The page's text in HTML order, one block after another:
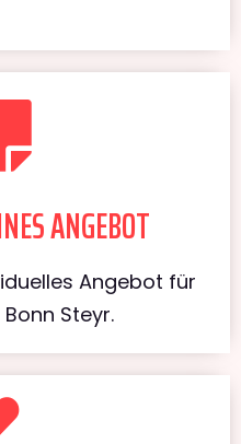
ANGEBOT
Angebot für
Steyr.